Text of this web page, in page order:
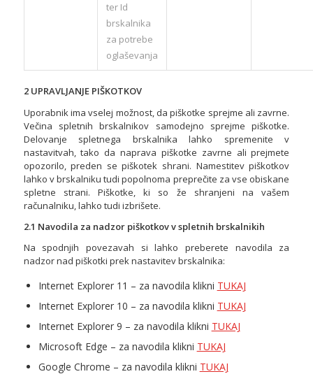
ter Id
brskalnika
za potrebe
oglaševanja
2 UPRAVLJANJE PIŠKOTKOV
Uporabnik ima vselej možnost, da piškotke sprejme ali zavrne.
Večina spletnih brskalnikov samodejno sprejme piškotke.
Delovanje spletnega brskalnika lahko spremenite v
nastavitvah, tako da naprava piškotke zavrne ali prejmete
opozorilo, preden se piškotek shrani. Namestitev piškotkov
lahko v brskalniku tudi popolnoma preprečite za vse obiskane
spletne strani. Piškotke, ki so že shranjeni na vašem
računalniku, lahko tudi izbrišete.
2.1 Navodila za nadzor piškotkov v spletnih brskalnikih
Na spodnjih povezavah si lahko preberete navodila za
nadzor nad piškotki prek nastavitev brskalnika:
Internet Explorer 11 – za navodila klikni TUKAJ
Internet Explorer 10 – za navodila klikni TUKAJ
Internet Explorer 9 – za navodila klikni TUKAJ
Microsoft Edge – za navodila klikni TUKAJ
Google Chrome – za navodila klikni TUKAJ